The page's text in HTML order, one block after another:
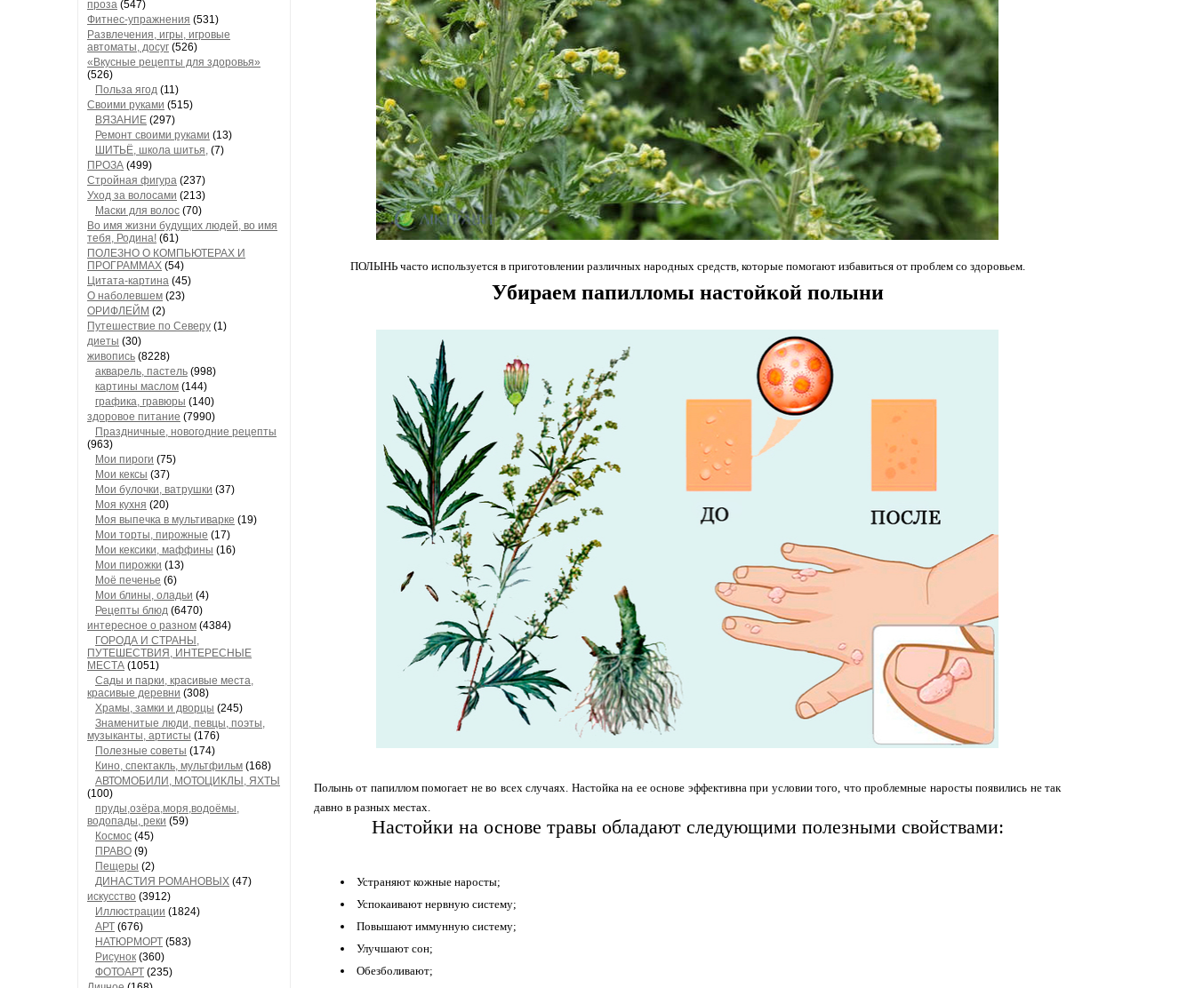
проза (547)
Фитнес-упражнения (531)
Развлечения, игры, игровые
автоматы, досуг (526)
«Вкусные рецепты для здоровья»
(526)
Польза ягод (11)
Своими руками (515)
ВЯЗАНИЕ (297)
Ремонт своими руками (13)
ШИТЬЁ, школа шитья, (7)
ПРОЗА (499)
Стройная фигура (237)
Уход за волосами (213)
Маски для волос (70)
Во имя жизни будущих людей, во имя
тебя, Родина! (61)
ПОЛЕЗНО О КОМПЬЮТЕРАХ И
ПРОГРАММАХ (54)
Цитата-картина (45)
О наболевшем (23)
ОРИФЛЕЙМ (2)
Путешествие по Северу (1)
диеты (30)
живопись (8228)
акварель, пастель (998)
картины маслом (144)
графика, гравюры (140)
здоровое питание (7990)
Праздничные, новогодние рецепты
(963)
Мои пироги (75)
Мои кексы (37)
Мои булочки, ватрушки (37)
Моя кухня (20)
Моя выпечка в мультиварке (19)
Мои торты, пирожные (17)
Мои кексики, маффины (16)
Мои пирожки (13)
Моё печенье (6)
Мои блины, оладьи (4)
Рецепты блюд (6470)
интересное о разном (4384)
ГОРОДА И СТРАНЫ,
ПУТЕШЕСТВИЯ, ИНТЕРЕСНЫЕ
МЕСТА (1051)
Сады и парки, красивые места,
красивые деревни (308)
Храмы, замки и дворцы (245)
Знаменитые люди, певцы, поэты,
музыканты, артисты (176)
Полезные советы (174)
Кино, спектакль, мультфильм (168)
АВТОМОБИЛИ, МОТОЦИКЛЫ, ЯХТЫ
(100)
пруды,озёра,моря,водоёмы,
водопады, реки (59)
Космос (45)
ПРАВО (9)
Пещеры (2)
ДИНАСТИЯ РОМАНОВЫХ (47)
искусство (3912)
Иллюстрации (1824)
АРТ (676)
НАТЮРМОРТ (583)
Рисунок (360)
ФОТОАРТ (235)
ПОЛЫНЬ часто используется в приготовлении различных народных средств, которые помогают избавиться от проблем со здоровьем.
Убираем папилломы настойкой полыни
Полынь от папиллом помогает не во всех случаях. Настойка на ее основе эффективна при условии того, что проблемные наросты появились не так
давно в разных местах.
Настойки на основе травы обладают следующими полезными свойствами:
Устраняют кожные наросты;
Успокаивают нервную систему;
Повышают иммунную систему;
Улучшают сон;
Обезболивают;